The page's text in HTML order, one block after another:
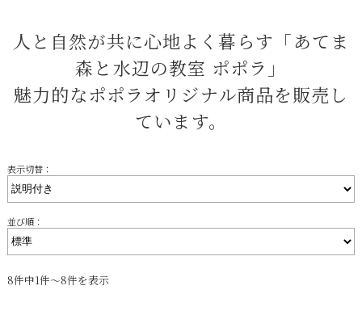
人と自然が共に心地よく暮らす「あてま
森と水辺の教室 ポポラ」
魅力的なポポラオリジナル商品を販売し
ています。
表示切替：
並び順：
8件中1件～8件を表示